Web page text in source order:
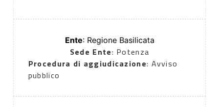
Ente: Regione Basilicata
Sede Ente: Potenza
Procedura di aggiudicazione: Avviso
pubblico